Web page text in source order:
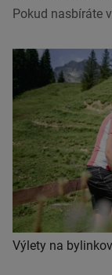
Pokud nasbíráte
Výlety na